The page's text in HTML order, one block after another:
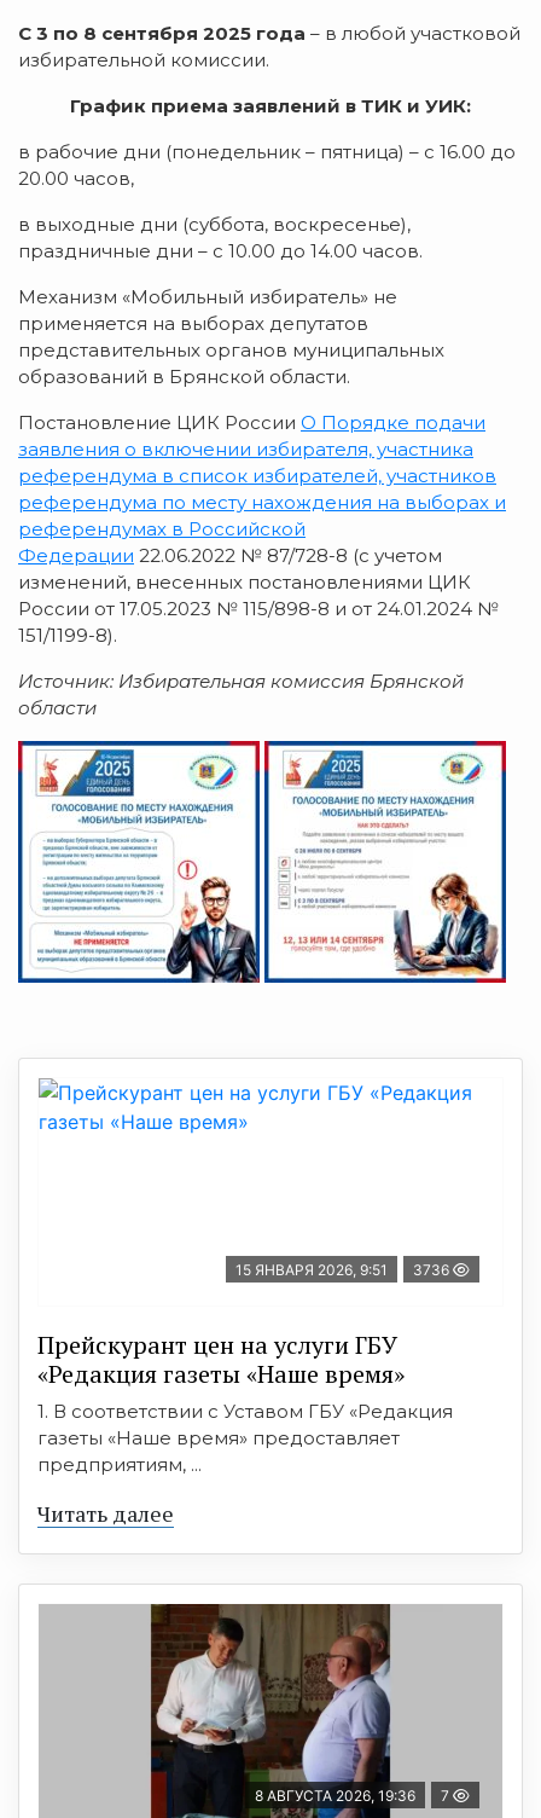
С 3 по 8 сентября 2025 года – в любой участковой
избирательной комиссии.
График приема заявлений в ТИК и УИК:
в рабочие дни (понедельник – пятница) – с 16.00 до
20.00 часов,
в выходные дни (суббота, воскресенье),
праздничные дни – с 10.00 до 14.00 часов.
Механизм «Мобильный избиратель» не
применяется на выборах депутатов
представительных органов муниципальных
образований в Брянской области.
Постановление ЦИК России О Порядке подачи
заявления о включении избирателя, участника
референдума в список избирателей, участников
референдума по месту нахождения на выборах и
референдумах в Российской
Федерации 22.06.2022 № 87/728-8 (с учетом
изменений, внесенных постановлениями ЦИК
России от 17.05.2023 № 115/898-8 и от 24.01.2024 №
151/1199-8).
Источник: Избирательная комиссия Брянской
области
15 ЯНВАРЯ 2026, 9:51 3736
Прейскурант цен на услуги ГБУ
«Редакция газеты «Наше время»
1. В соответствии с Уставом ГБУ «Редакция
газеты «Наше время» предоставляет
предприятиям, ...
Читать далее
8 АВГУСТА 2026, 19:36 7